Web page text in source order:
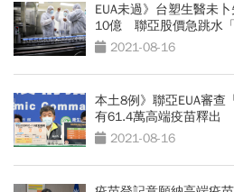
EUA未過》台塑生醫未
10億 聯亞股價急跳水「
2021-08-16
本土8例》聯亞EUA審查
有61.4萬高端疫苗釋出
2021-08-16